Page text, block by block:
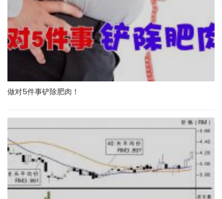
做对5件事铲除肥肉！